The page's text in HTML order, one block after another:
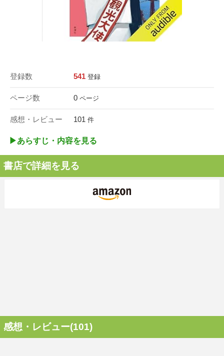
登録数 541 登録
ページ数 0 ページ
感想・レビュー 101 件
▶︎あらすじ・内容を見る
書店で詳細を見る
感想・レビュー(101)